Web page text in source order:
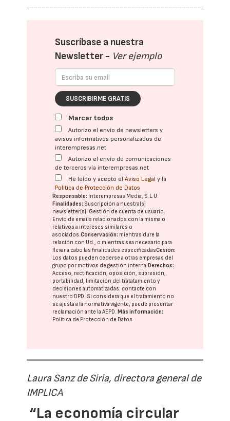
Suscríbase a nuestra
Newsletter - Ver ejemplo
SUSCRIBIRME GRATIS
Marcar todos
Autorizo el envío de newsletters y
avisos informativos personalizados de
interempresas.net
Autorizo el envío de comunicaciones
de terceros vía interempresas.net
He leído y acepto elAviso Legal y la
Política de Protección de Datos
Responsable: Interempresas Media, S.L.U.
Finalidades: Suscripción a nuestra(s)
newsletter(s). Gestión de cuenta de usuario.
Envío de emails relacionados con la misma o
relativos a intereses similares o
asociados.Conservación: mientras dure la
relación con Ud., o mientras sea necesario para
llevar a cabo las finalidades especificadasCesión:
Los datos pueden cederse a otras empresas del
grupo por motivos de gestión interna. Derechos:
Acceso, rectificación, oposición, supresión,
portabilidad, limitación del tratatamiento y
decisiones automatizadas: contacte con
nuestro DPD. Si considera que el tratamiento no
se ajusta a la normativa vigente, puede presentar
reclamación ante laAEPD. Más información:
Política de Protección de Datos
Laura Sanz de Siria, directora general de
IMPLICA
“La economía circular